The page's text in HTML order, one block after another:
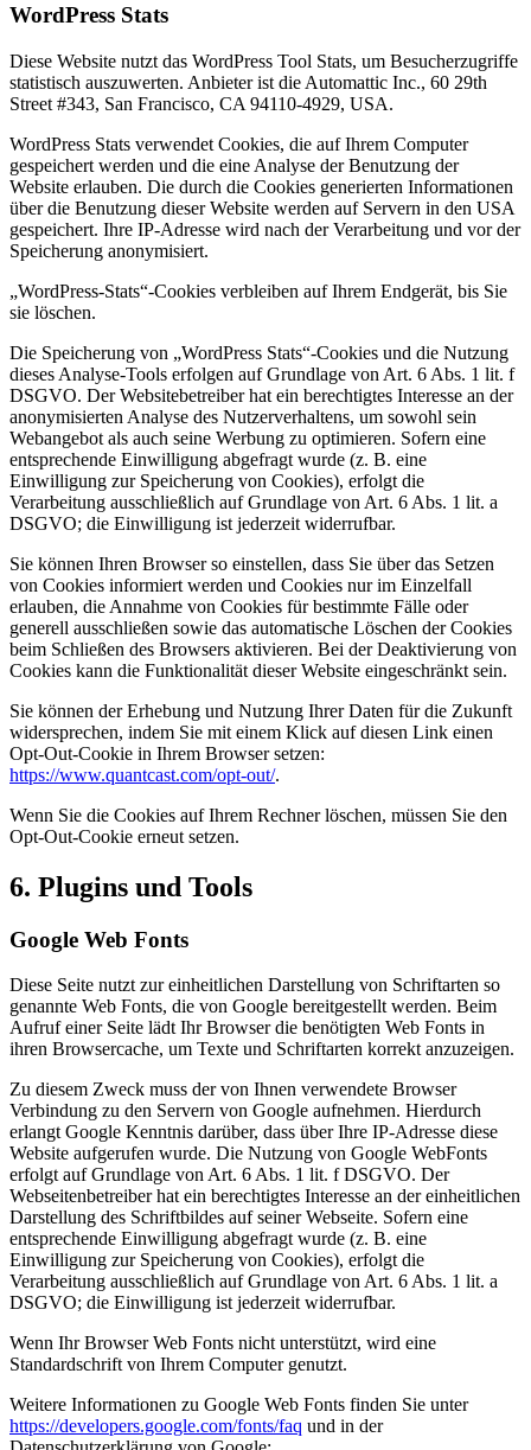
WordPress Stats
Diese Website nutzt das WordPress Tool Stats, um Besucherzugriffe
statistisch auszuwerten. Anbieter ist die Automattic Inc., 60 29th
Street #343, San Francisco, CA 94110-4929, USA.
WordPress Stats verwendet Cookies, die auf Ihrem Computer
gespeichert werden und die eine Analyse der Benutzung der
Website erlauben. Die durch die Cookies generierten Informationen
über die Benutzung dieser Website werden auf Servern in den USA
gespeichert. Ihre IP-Adresse wird nach der Verarbeitung und vor der
Speicherung anonymisiert.
„WordPress-Stats“-Cookies verbleiben auf Ihrem Endgerät, bis Sie
sie löschen.
Die Speicherung von „WordPress Stats“-Cookies und die Nutzung
dieses Analyse-Tools erfolgen auf Grundlage von Art. 6 Abs. 1 lit. f
DSGVO. Der Websitebetreiber hat ein berechtigtes Interesse an der
anonymisierten Analyse des Nutzerverhaltens, um sowohl sein
Webangebot als auch seine Werbung zu optimieren. Sofern eine
entsprechende Einwilligung abgefragt wurde (z. B. eine
Einwilligung zur Speicherung von Cookies), erfolgt die
Verarbeitung ausschließlich auf Grundlage von Art. 6 Abs. 1 lit. a
DSGVO; die Einwilligung ist jederzeit widerrufbar.
Sie können Ihren Browser so einstellen, dass Sie über das Setzen
von Cookies informiert werden und Cookies nur im Einzelfall
erlauben, die Annahme von Cookies für bestimmte Fälle oder
generell ausschließen sowie das automatische Löschen der Cookies
beim Schließen des Browsers aktivieren. Bei der Deaktivierung von
Cookies kann die Funktionalität dieser Website eingeschränkt sein.
Sie können der Erhebung und Nutzung Ihrer Daten für die Zukunft
widersprechen, indem Sie mit einem Klick auf diesen Link einen
Opt-Out-Cookie in Ihrem Browser setzen:
https://www.quantcast.com/opt-out/.
Wenn Sie die Cookies auf Ihrem Rechner löschen, müssen Sie den
Opt-Out-Cookie erneut setzen.
6. Plugins und Tools
Google Web Fonts
Diese Seite nutzt zur einheitlichen Darstellung von Schriftarten so
genannte Web Fonts, die von Google bereitgestellt werden. Beim
Aufruf einer Seite lädt Ihr Browser die benötigten Web Fonts in
ihren Browsercache, um Texte und Schriftarten korrekt anzuzeigen.
Zu diesem Zweck muss der von Ihnen verwendete Browser
Verbindung zu den Servern von Google aufnehmen. Hierdurch
erlangt Google Kenntnis darüber, dass über Ihre IP-Adresse diese
Website aufgerufen wurde. Die Nutzung von Google WebFonts
erfolgt auf Grundlage von Art. 6 Abs. 1 lit. f DSGVO. Der
Webseitenbetreiber hat ein berechtigtes Interesse an der einheitlichen
Darstellung des Schriftbildes auf seiner Webseite. Sofern eine
entsprechende Einwilligung abgefragt wurde (z. B. eine
Einwilligung zur Speicherung von Cookies), erfolgt die
Verarbeitung ausschließlich auf Grundlage von Art. 6 Abs. 1 lit. a
DSGVO; die Einwilligung ist jederzeit widerrufbar.
Wenn Ihr Browser Web Fonts nicht unterstützt, wird eine
Standardschrift von Ihrem Computer genutzt.
Weitere Informationen zu Google Web Fonts finden Sie unter
https://developers.google.com/fonts/faq und in der